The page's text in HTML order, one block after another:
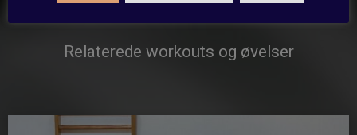
Relaterede workouts og øvelser